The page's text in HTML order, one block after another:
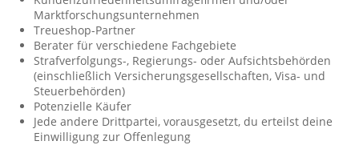
Marktforschungsunternehmen
Treueshop-Partner
Berater für verschiedene Fachgebiete
Strafverfolgungs-, Regierungs- oder Aufsichtsbehörden
(einschließlich Versicherungsgesellschaften, Visa- und
Steuerbehörden)
Potenzielle Käufer
Jede andere Drittpartei, vorausgesetzt, du erteilst deine
Einwilligung zur Offenlegung